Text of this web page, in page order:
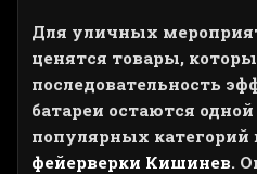
Для уличных
ценятся товары,
последовательность
батареи остаются
популярных категорий
фейерверки Кишинев.